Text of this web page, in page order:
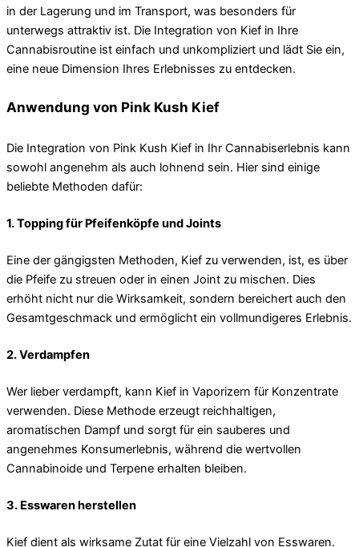
in der Lagerung und im Transport, was besonders für
unterwegs attraktiv ist. Die Integration von Kief in Ihre
Cannabisroutine ist einfach und unkompliziert und lädt Sie ein,
eine neue Dimension Ihres Erlebnisses zu entdecken.
Anwendung von Pink Kush Kief
Die Integration von Pink Kush Kief in Ihr Cannabiserlebnis kann
sowohl angenehm als auch lohnend sein. Hier sind einige
beliebte Methoden dafür:
1. Topping für Pfeifenköpfe und Joints
Eine der gängigsten Methoden, Kief zu verwenden, ist, es über
die Pfeife zu streuen oder in einen Joint zu mischen. Dies
erhöht nicht nur die Wirksamkeit, sondern bereichert auch den
Gesamtgeschmack und ermöglicht ein vollmundigeres Erlebnis.
2. Verdampfen
Wer lieber verdampft, kann Kief in Vaporizern für Konzentrate
verwenden. Diese Methode erzeugt reichhaltigen,
aromatischen Dampf und sorgt für ein sauberes und
angenehmes Konsumerlebnis, während die wertvollen
Cannabinoide und Terpene erhalten bleiben.
3. Esswaren herstellen
Kief dient als wirksame Zutat für eine Vielzahl von Esswaren.